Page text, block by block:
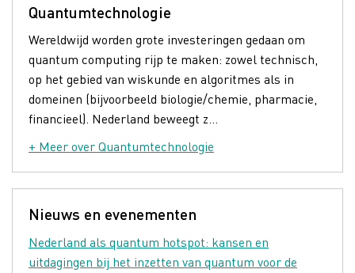
Quantumtechnologie
Wereldwijd worden grote investeringen gedaan om
quantum computing rijp te maken: zowel technisch,
op het gebied van wiskunde en algoritmes als in
domeinen (bijvoorbeeld biologie/chemie, pharmacie,
financieel). Nederland beweegt z...
+ Meer over Quantumtechnologie
Nieuws en evenementen
Nederland als quantum hotspot: kansen en
uitdagingen bij het inzetten van quantum voor de